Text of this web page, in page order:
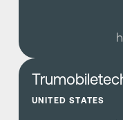
UNITED STATES
さらに詳しく